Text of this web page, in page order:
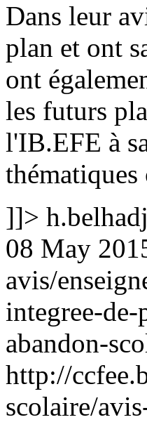
Dans leur
plan et ont
ont
les futurs
l'IB.EFE à
thématiques
]]>
08 May
avis/
integree-
abandon-
http://
scolaire/